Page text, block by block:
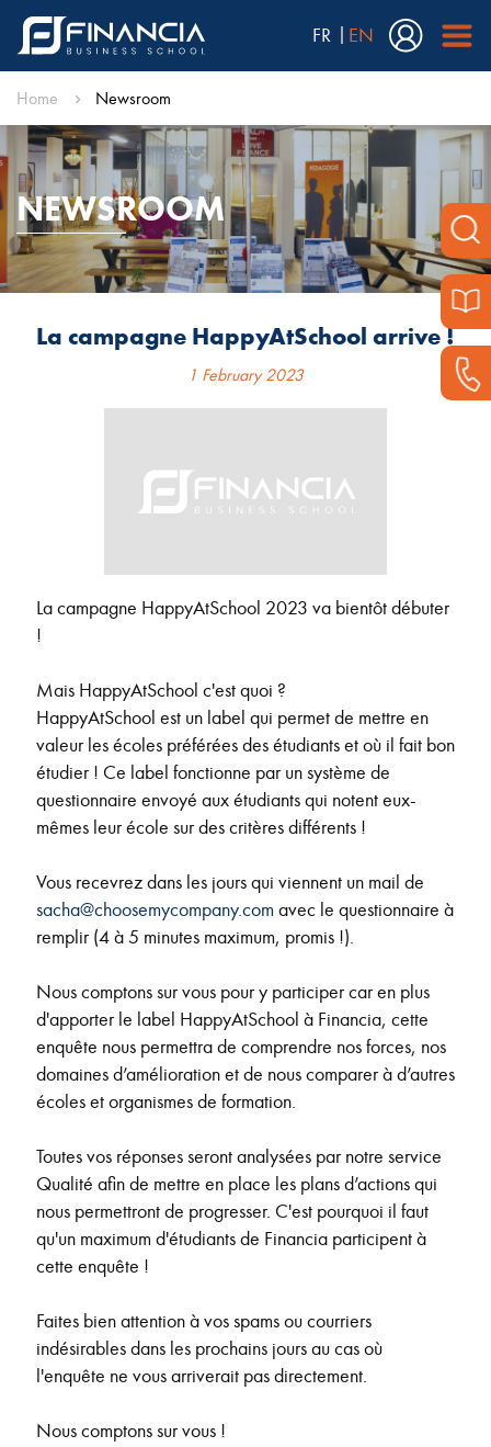
FR EN
Home Newsroom
NEWSROOM
La campagne HappyAtSchool arrive !
1 February 2023
La campagne HappyAtSchool 2023 va bientôt débuter
!
Mais HappyAtSchool c'est quoi ?
HappyAtSchool est un label qui permet de mettre en
valeur les écoles préférées des étudiants et où il fait bon
étudier ! Ce label fonctionne par un système de
questionnaire envoyé aux étudiants qui notent eux-
mêmes leur école sur des critères différents !
Vous recevrez dans les jours qui viennent un mail de
sacha@choosemycompany.com avec le questionnaire à
remplir (4 à 5 minutes maximum, promis !).
Nous comptons sur vous pour y participer car en plus
d'apporter le label HappyAtSchool à Financia, cette
enquête nous permettra de comprendre nos forces, nos
domaines d’amélioration et de nous comparer à d’autres
écoles et organismes de formation.
Toutes vos réponses seront analysées par notre service
Qualité afin de mettre en place les plans d’actions qui
nous permettront de progresser. C'est pourquoi il faut
qu'un maximum d'étudiants de Financia participent à
cette enquête !
Faites bien attention à vos spams ou courriers
indésirables dans les prochains jours au cas où
l'enquête ne vous arriverait pas directement.
Nous comptons sur vous !